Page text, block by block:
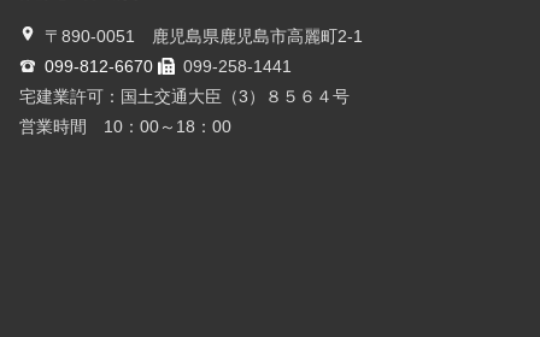
〒890-0051 鹿児島県鹿児島市高麗町2-1
099-812-6670
099-258-1441
宅建業許可：国土交通大臣（3）８５６４号
営業時間 10：00～18：00